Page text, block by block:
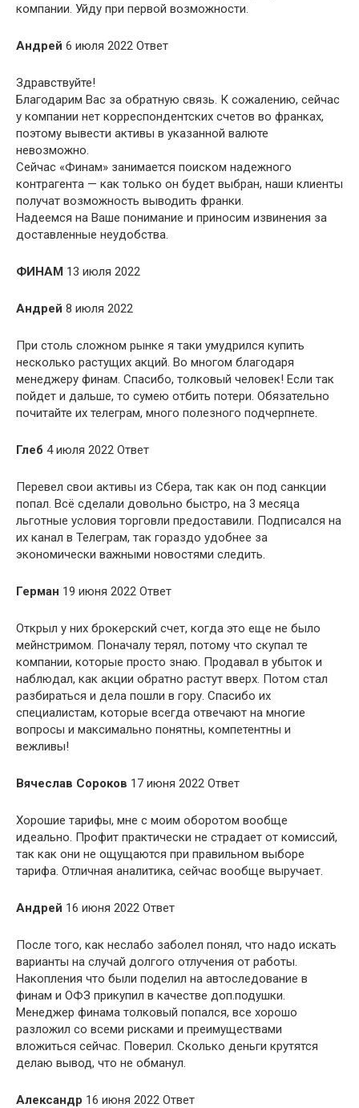
компании. Уйду при первой возможности.
Андрей 6 июля 2022 Ответ
Здравствуйте!
Благодарим Вас за обратную связь. К сожалению, сейчас
у компании нет корреспондентских счетов во франках,
поэтому вывести активы в указанной валюте
невозможно.
Сейчас «Финам» занимается поиском надежного
контрагента — как только он будет выбран, наши клиенты
получат возможность выводить франки.
Надеемся на Ваше понимание и приносим извинения за
доставленные неудобства.
ФИНАМ 13 июля 2022
Андрей 8 июля 2022
При столь сложном рынке я таки умудрился купить
несколько растущих акций. Во многом благодаря
менеджеру финам. Спасибо, толковый человек! Если так
пойдет и дальше, то сумею отбить потери. Обязательно
почитайте их телеграм, много полезного подчерпнете.
Глеб 4 июля 2022 Ответ
Перевел свои активы из Сбера, так как он под санкции
попал. Всё сделали довольно быстро, на 3 месяца
льготные условия торговли предоставили. Подписался на
их канал в Телеграм, так гораздо удобнее за
экономически важными новостями следить.
Герман 19 июня 2022 Ответ
Открыл у них брокерский счет, когда это еще не было
мейнстримом. Поначалу терял, потому что скупал те
компании, которые просто знаю. Продавал в убыток и
наблюдал, как акции обратно растут вверх. Потом стал
разбираться и дела пошли в гору. Спасибо их
специалистам, которые всегда отвечают на многие
вопросы и максимально понятны, компетентны и
вежливы!
Вячеслав Сороков 17 июня 2022 Ответ
Хорошие тарифы, мне с моим оборотом вообще
идеально. Профит практически не страдает от комиссий,
так как они не ощущаются при правильном выборе
тарифа. Отличная аналитика, сейчас вообще выручает.
Андрей 16 июня 2022 Ответ
После того, как неслабо заболел понял, что надо искать
варианты на случай долгого отлучения от работы.
Накопления что были поделил на автоследование в
финам и ОФЗ прикупил в качестве доп.подушки.
Менеджер финама толковый попался, все хорошо
разложил со всеми рисками и преимуществами
вложиться сейчас. Поверил. Сколько деньги крутятся
делаю вывод, что не обманул.
Александр 16 июня 2022 Ответ